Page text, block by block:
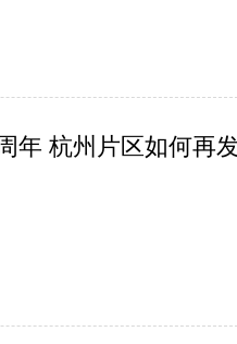
年 杭州片区如何再